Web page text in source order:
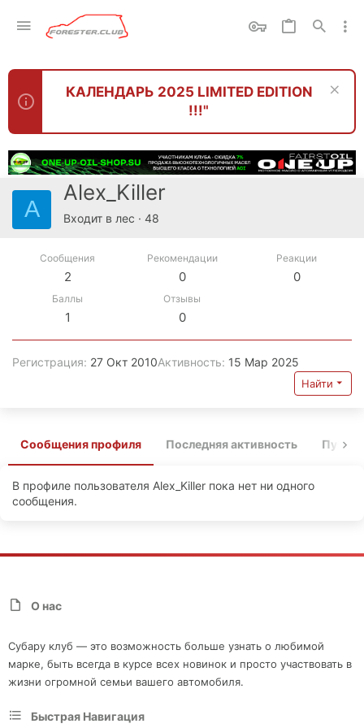
КАЛЕНДАРЬ 2025 LIMITED EDITION
!!!"
A
Alex_Killer
Входит в лес · 48
Сообщения
2
Рекомендации
0
Реакции
0
Баллы
1
Отзывы
0
Регистрация 27 Окт 2010Активность 15 Мар 2025
Найти
Сообщения профиля Последняя активность
В профиле пользователя Alex_Killer пока нет ни одного
сообщения.
О нас
Субару клуб — это возможность больше узнать о любимой
марке, быть всегда в курсе всех новинок и просто участвовать в
жизни огромной семьи вашего автомобиля.
Быстрая Навигация